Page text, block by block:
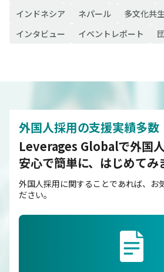
インドネシア
ネパール 多文化共生
インタビュー
イベントレポート
外国人採用の支援実績多数
Leverages Globalで外国
安心で簡単に、はじめてみ
外国人採用に関することであれば、お
ださい。